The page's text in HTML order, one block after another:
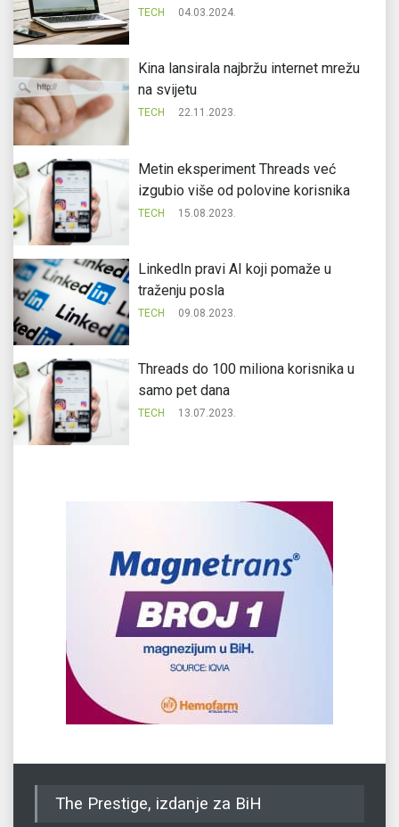
TECH 04.03.2024.
Kina lansirala najbržu internet mrežu
na svijetu
TECH 22.11.2023.
Metin eksperiment Threads već
izgubio više od polovine korisnika
TECH 15.08.2023.
LinkedIn pravi AI koji pomaže u
traženju posla
TECH 09.08.2023.
Threads do 100 miliona korisnika u
samo pet dana
TECH 13.07.2023.
The Prestige, izdanje za BiH